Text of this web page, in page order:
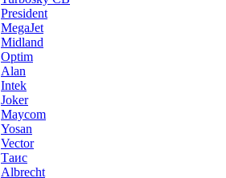
President
MegaJet
Midland
Optim
Alan
Intek
Joker
Maycom
Yosan
Vector
Таис
Albrecht